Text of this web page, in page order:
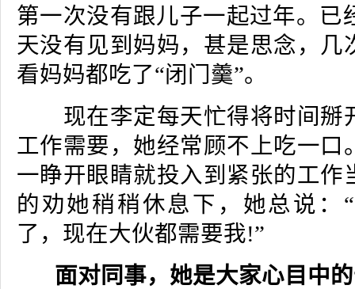
第一次没有跟儿子一起过年。已
天没有见到妈妈，甚是思念，几
看妈妈都吃了“闭门羹”。
现在李定每天忙得将时间掰
工作需要，她经常顾不上吃一口
一睁开眼睛就投入到紧张的工作
的劝她稍稍休息下，她总说：
了，现在大伙都需要我!”
面对同事，她是大家心目中